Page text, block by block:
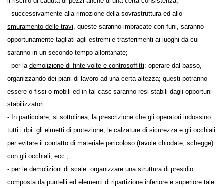
un tavolato continuo, al fine di realizzare una struttura di protezione
contro il rischio di caduta di pezzi anche di una certa consistenza;
- successivamente alla rimozione della sovrastruttura ed allo
smuramento delle travi , queste saranno imbracate con funi, saranno
opportunamente tagliati agli estremi e trasferimenti ai luoghi da cui
saranno in un secondo tempo allontanate;
- per lademolizione di finte volte e controsoffitti: operare dal basso,
organizzando dei piani di lavoro ad una certa altezza; questi potranno
essere o fissi o mobili ed in tal caso saranno resi stabili dagli opportuni
stabilizzatori.
- In particolare, si sottolinea, la prescrizione che gli operatori indossino
tutti i dpi: gli elmetti di protezione, le calzature di sicurezza e gli occhiali
per evitare il contatto di materiale pericoloso (tavole chiodate,
schegge) con gli occhiali, ecc.;
- per ledemolizioni di scale: organizzare una struttura di presidio